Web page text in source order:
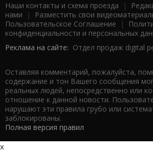
Наши контакты и схема проезда |
нами | Разместить свои
Пользовательское Соглашение |
конфиденциальности и персональных
Реклама на сайте: Отдел продаж digital
Оставляя комментарий, пожалуйста,
содержание и тон Вашего сообщения
реальных людей, непосредственно или
отношение к данной новости.
нарушают эти правила грубо или
заблокированы.
Полная версия правил
x